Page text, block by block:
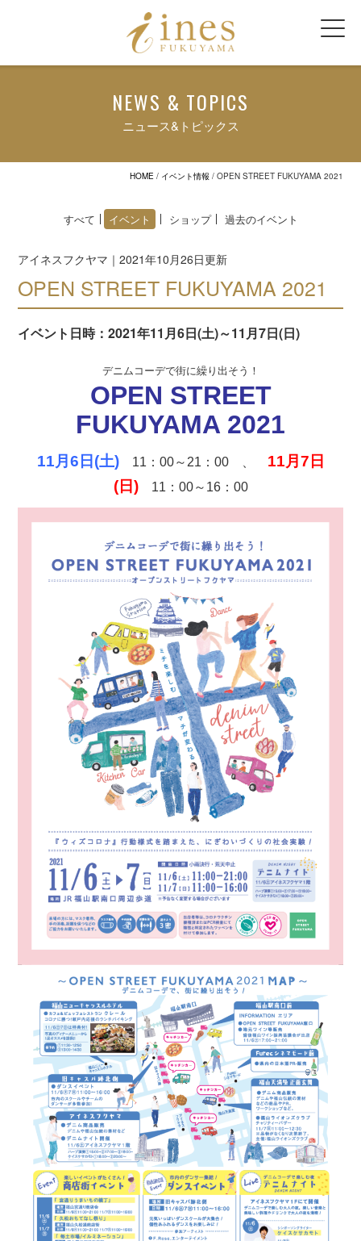
NEWS & TOPICS
ニュース&トピックス
HOME/ イベント情報 / OPEN STREET FUKUYAMA 2021
すべて イベント ショップ 過去のイベント
アイネスフクヤマ｜2021年10月26日更新
OPEN STREET FUKUYAMA 2021
イベント日時：2021年11月6日(土)～11月7日(日)
デニムコーデで街に繰り出そう！
OPEN STREET
FUKUYAMA 2021
11月6日(土)11：00～21：00 、 11月7日
(日)11：00～16：00